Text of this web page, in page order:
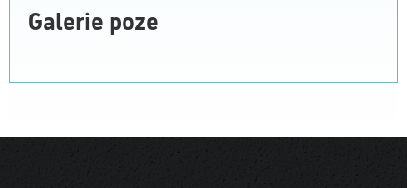
Galerie poze